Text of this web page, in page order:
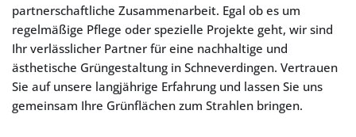
partnerschaftliche Zusammenarbeit. Egal ob es um
regelmäßige Pflege oder spezielle Projekte geht, wir sind
Ihr verlässlicher Partner für eine nachhaltige und
ästhetische Grüngestaltung in Schneverdingen. Vertrauen
Sie auf unsere langjährige Erfahrung und lassen Sie uns
gemeinsam Ihre Grünflächen zum Strahlen bringen.